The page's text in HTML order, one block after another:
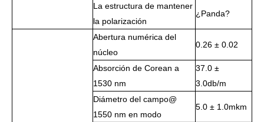
La estructura de mantener
la polarización
¿Panda?
Abertura numérica del
núcleo
0.26 ± 0.02
Absorción de Corean a
1530 nm
37.0 ±
3.0db/m
Diámetro del campo@
1550 nm en modo
5.0 ± 1.0mkm